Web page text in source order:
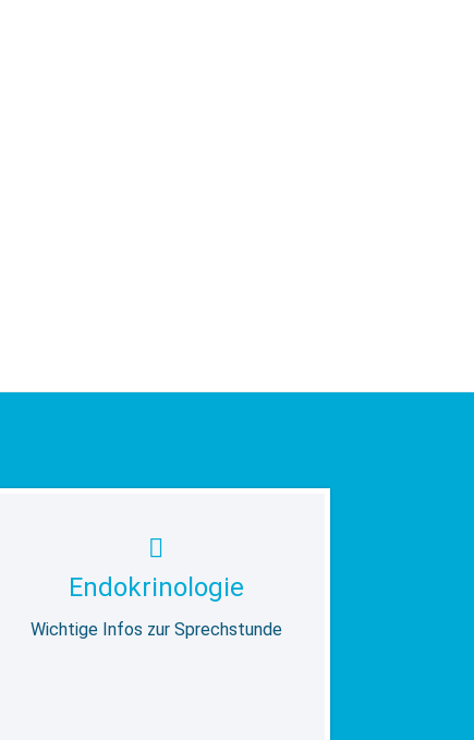
Endokrinologie
Wichtige Infos zur Sprechstunde